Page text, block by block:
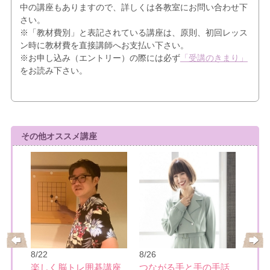
中の講座もありますので、詳しくは各教室にお問い合わせ下
さい。
※「教材費別」と表記されている講座は、原則、初回レッス
ン時に教材費を直接講師へお支払い下さい。
※お申し込み（エントリー）の際には必ず「受講のきまり」
をお読み下さい。
その他オススメ講座
8/22
楽しく脳トレ囲碁講座
8/26
つながる手と手の手話
8/27
【月